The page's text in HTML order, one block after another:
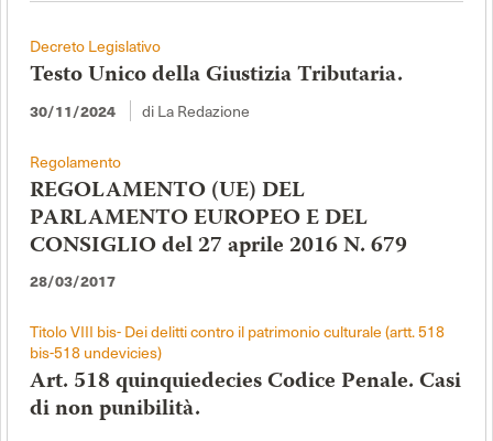
Decreto Legislativo
Testo Unico della Giustizia Tributaria.
30/11/2024 di La Redazione
Regolamento
REGOLAMENTO (UE) DEL
PARLAMENTO EUROPEO E DEL
CONSIGLIO del 27 aprile 2016 N. 679
28/03/2017
Titolo VIII bis- Dei delitti contro il patrimonio culturale (artt. 518
bis-518 undevicies)
Art. 518 quinquiedecies Codice Penale. Casi
di non punibilità.